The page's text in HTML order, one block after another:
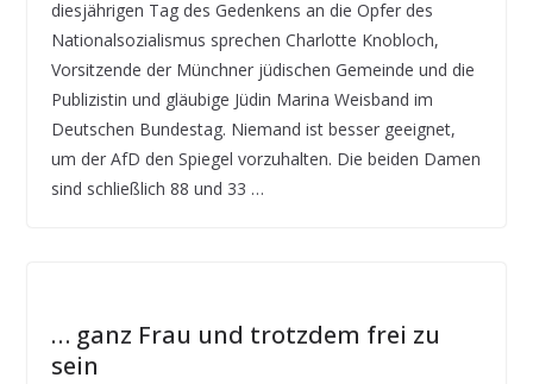
diesjährigen Tag des Gedenkens an die Opfer des
Nationalsozialismus sprechen Charlotte Knobloch,
Vorsitzende der Münchner jüdischen Gemeinde und die
Publizistin und gläubige Jüdin Marina Weisband im
Deutschen Bundestag. Niemand ist besser geeignet,
um der AfD den Spiegel vorzuhalten. Die beiden Damen
sind schließlich 88 und 33 …
… ganz Frau und trotzdem frei zu
sein